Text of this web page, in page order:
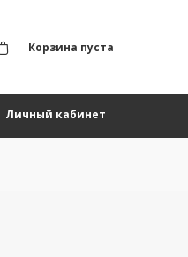
Корзина пуста
Личный кабинет